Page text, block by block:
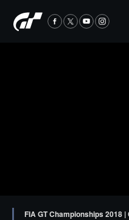
FIA GT Championships 2018 |